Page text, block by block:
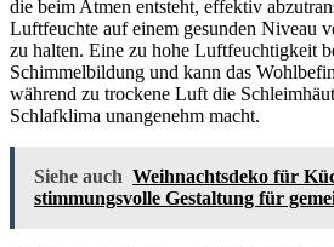
die beim Atmen entsteht, effektiv
Luftfeuchte auf einem gesunden Niveau
zu halten. Eine zu hohe Luftfeuchtigkeit
Schimmelbildung und kann das
während zu trockene Luft die
Schlafklima unangenehm macht.
Siehe auch Weihnachtsdeko für
stimmungsvolle Gestaltung für